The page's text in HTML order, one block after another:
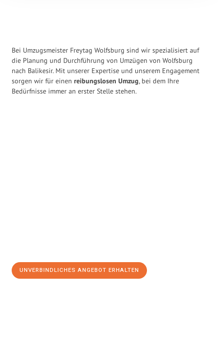
Bei Umzugsmeister Freytag Wolfsburg sind wir spezialisiert auf
die Planung und Durchführung von Umzügen von Wolfsburg
nach Balikesir. Mit unserer Expertise und unserem Engagement
sorgen wir für einen reibungslosen Umzug, bei dem Ihre
Bedürfnisse immer an erster Stelle stehen.
UNVERBINDLICHES ANGEBOT ERHALTEN